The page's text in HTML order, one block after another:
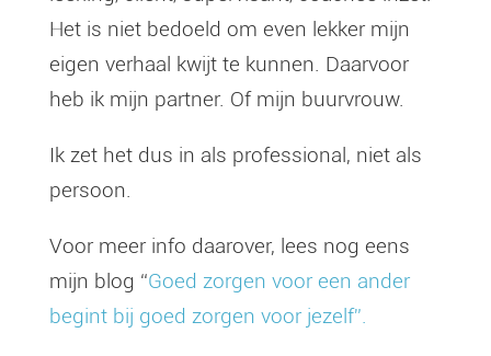
Het is niet bedoeld om even lekker mijn
eigen verhaal kwijt te kunnen. Daarvoor
heb ik mijn partner. Of mijn buurvrouw.
Ik zet het dus in als professional, niet als
persoon.
Voor meer info daarover, lees nog eens
mijn blog “Goed zorgen voor een ander
begint bij goed zorgen voor jezelf”.